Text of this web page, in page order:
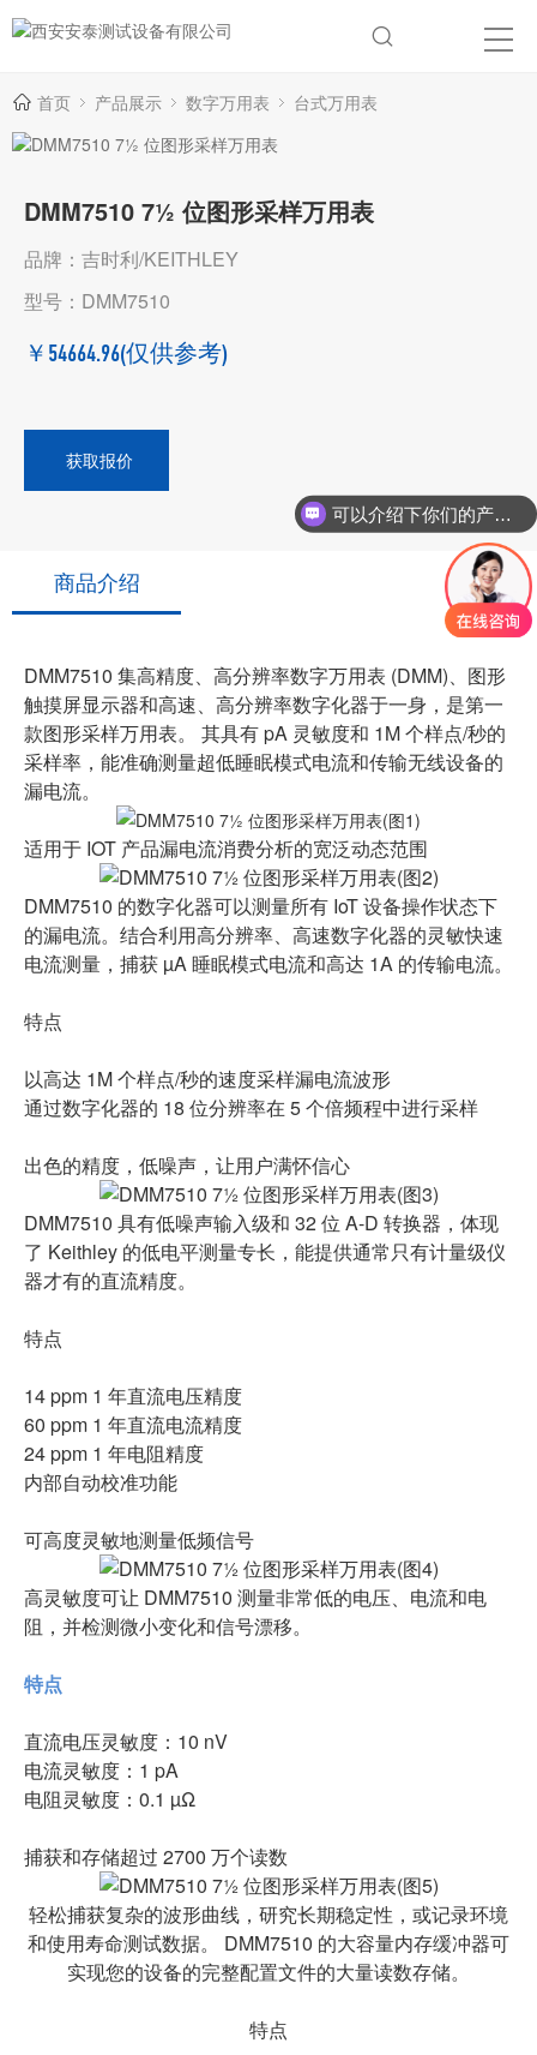
首页 产品展示 数字万用表 台式万用表
DMM7510 7½ 位图形采样万用表
品牌：吉时利/KEITHLEY
型号：DMM7510
￥54664.96(仅供参考)
获取报价
商品介绍
DMM7510 集高精度、高分辨率数字万用表 (DMM)、图形
触摸屏显示器和高速、高分辨率数字化器于一身，是第一
款图形采样万用表。 其具有 pA 灵敏度和 1M 个样点/秒的
采样率，能准确测量超低睡眠模式电流和传输无线设备的
漏电流。
适用于 IOT 产品漏电流消费分析的宽泛动态范围
DMM7510 的数字化器可以测量所有 IoT 设备操作状态下
的漏电流。结合利用高分辨率、高速数字化器的灵敏快速
电流测量，捕获 µA 睡眠模式电流和高达 1A 的传输电流。
特点
以高达 1M 个样点/秒的速度采样漏电流波形
通过数字化器的 18 位分辨率在 5 个倍频程中进行采样
出色的精度，低噪声，让用户满怀信心
DMM7510 具有低噪声输入级和 32 位 A-D 转换器，体现
了 Keithley 的低电平测量专长，能提供通常只有计量级仪
器才有的直流精度。
特点
14 ppm 1 年直流电压精度
60 ppm 1 年直流电流精度
24 ppm 1 年电阻精度
内部自动校准功能
可高度灵敏地测量低频信号
高灵敏度可让 DMM7510 测量非常低的电压、电流和电
阻，并检测微小变化和信号漂移。
特点
直流电压灵敏度：10 nV
电流灵敏度：1 pA
电阻灵敏度：0.1 µΩ
捕获和存储超过 2700 万个读数
轻松捕获复杂的波形曲线，研究长期稳定性，或记录环境
和使用寿命测试数据。 DMM7510 的大容量内存缓冲器可
实现您的设备的完整配置文件的大量读数存储。
特点
可以介绍下你们的产品么？